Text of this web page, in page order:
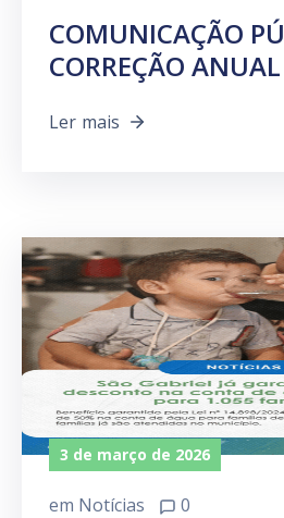
COMUNICAÇÃO
CORREÇÃO
Ler mais
3 de março de 2026
em Notícias 0